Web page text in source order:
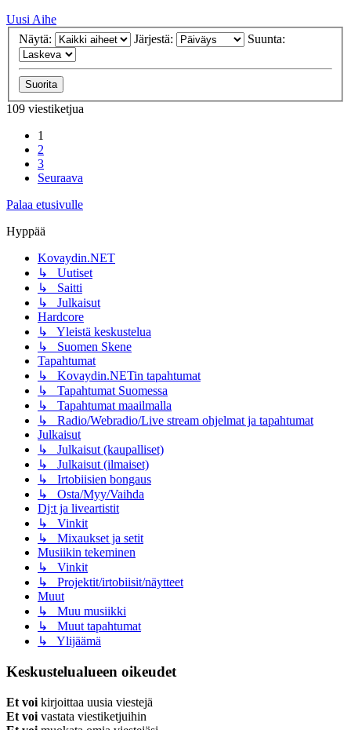
Uusi Aihe
Näytä:
Järjestä: Suunta:
109 viestiketjua
1
2
3
Seuraava
Palaa etusivulle
Hyppää
Kovaydin.NET
↳ Uutiset
↳ Saitti
↳ Julkaisut
Hardcore
↳ Yleistä keskustelua
↳ Suomen Skene
Tapahtumat
↳ Kovaydin.NETin tapahtumat
↳ Tapahtumat Suomessa
↳ Tapahtumat maailmalla
↳ Radio/Webradio/Live stream ohjelmat ja tapahtumat
Julkaisut
↳ Julkaisut (kaupalliset)
↳ Julkaisut (ilmaiset)
↳ Irtobiisien bongaus
↳ Osta/Myy/Vaihda
Dj:t ja liveartistit
↳ Vinkit
↳ Mixaukset ja setit
Musiikin tekeminen
↳ Vinkit
↳ Projektit/irtobiisit/näytteet
Muut
↳ Muu musiikki
↳ Muut tapahtumat
↳ Ylijäämä
Keskustelualueen oikeudet
Et voi kirjoittaa uusia viestejä
Et voi vastata viestiketjuihin